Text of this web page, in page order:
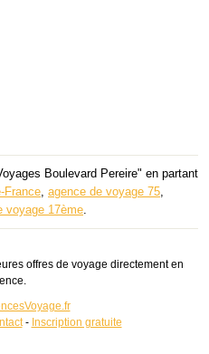
Boulevard Pereire" en partant
France, agence de voyage 75,
voyage 17ème.
offres de voyage directement en
- Inscription gratuite